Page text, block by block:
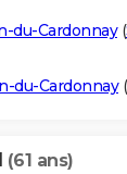
du-Cardonnay(
du-Cardonnay(
(61 ans)